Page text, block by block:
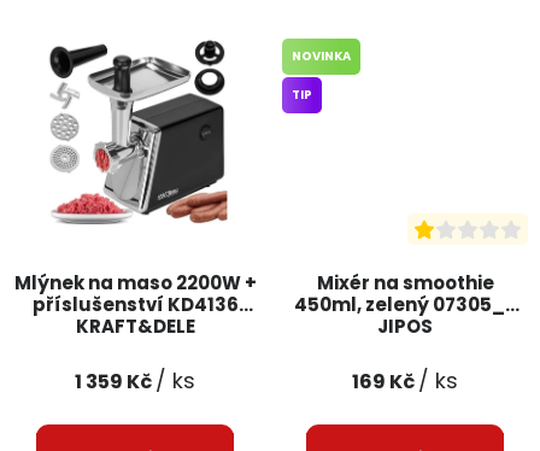
Mlýnek na maso 2200W +
příslušenství KD4136
KRAFT&DELE
1 359 Kč/ ks
Mixér na smoothie
450ml, zelený 07305_Z
JIPOS
NOVINKA
TIP
169 Kč/ ks